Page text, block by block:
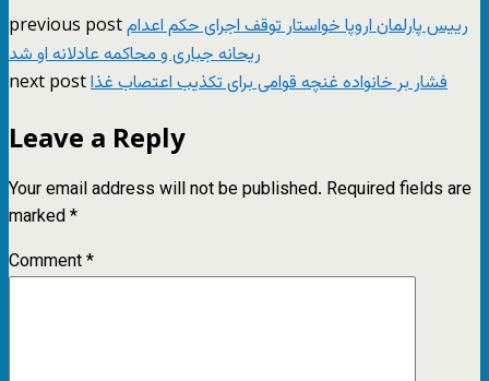
previous postرییس پارلمان اروپا خواستار توقف اجرای حکم اعدام
ریحانه جباری و محاکمه عادلانه او شد
next postفشار بر خانواده غنچه قوامی برای تکذیب اعتصاب غذا
Leave a Reply
Your email address will not be published. Required fields are
marked*
Comment*